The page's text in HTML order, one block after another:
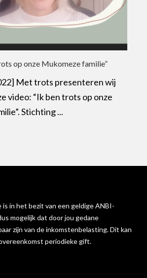
op onze Mukomeze familie”
Met trots presenteren wij
video: “Ik ben trots op onze
Stichting ...
in het bezit van een geldige ANBI-
mogelijk dat door jou gedane
zijn van de inkomstenbelasting. Dit kan
periodieke gift.